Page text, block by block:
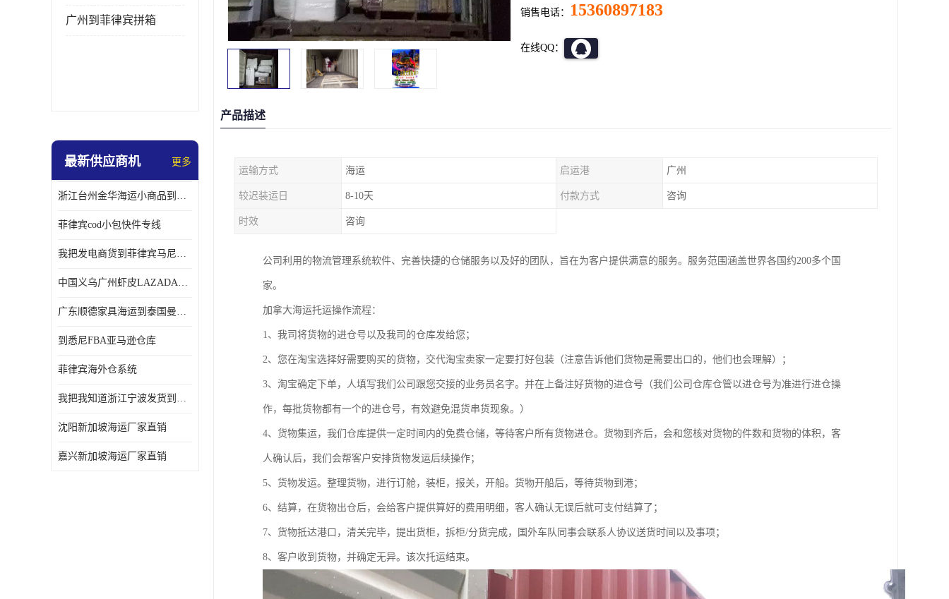
广州到菲律宾拼箱
最新供应商机 更多
浙江台州金华海运小商品到菲律宾马尼拉怎样收费
菲律宾cod小包快件专线
我把发电商货到菲律宾马尼拉独立站海运经验告诉您
中国义乌广州虾皮LAZADA电商货海运菲律宾怎样收费
广东顺德家具海运到泰国曼谷需要提供什么资料给海运公司呢
到悉尼FBA亚马逊仓库
菲律宾海外仓系统
我把我知道浙江宁波发货到菲律宾马尼拉海运流程告诉您
沈阳新加坡海运厂家直销
嘉兴新加坡海运厂家直销
销售电话： 15360897183
在线QQ：
产品描述
运输方式 海运 启运港 广州
较迟装运日 8-10天 付款方式 咨询
时效 咨询
公司利用的物流管理系统软件、完善快捷的仓储服务以及好的团队，旨在为客户提供满意的服务。服务范围涵盖世界各国约200多个国
家。
加拿大海运托运操作流程：
1、我司将货物的进仓号以及我司的仓库发给您；
2、您在淘宝选择好需要购买的货物，交代淘宝卖家一定要打好包装（注意告诉他们货物是需要出口的，他们也会理解）；
3、淘宝确定下单，人填写我们公司跟您交接的业务员名字。并在上备注好货物的进仓号（我们公司仓库仓管以进仓号为准进行进仓操
作，每批货物都有一个的进仓号，有效避免混货串货现象。）
4、货物集运，我们仓库提供一定时间内的免费仓储，等待客户所有货物进仓。货物到齐后，会和您核对货物的件数和货物的体积，客
人确认后，我们会帮客户安排货物发运后续操作；
5、货物发运。整理货物，进行订舱，装柜，报关，开船。货物开船后，等待货物到港；
6、结算，在货物出仓后，会给客户提供算好的费用明细，客人确认无误后就可支付结算了；
7、货物抵达港口，清关完毕，提出货柜，拆柜/分货完成，国外车队同事会联系人协议送货时间以及事项；
8、客户收到货物，并确定无异。该次托运结束。